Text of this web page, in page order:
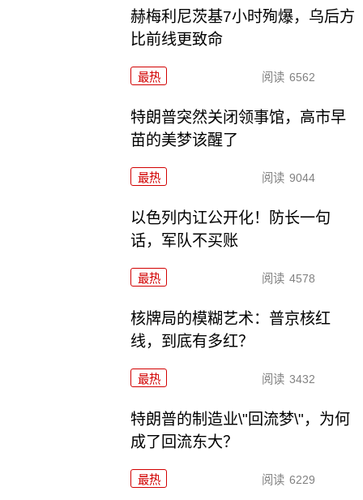
赫梅利尼茨基7小时殉爆，乌后方
比前线更致命
最热 阅读 6562
特朗普突然关闭领事馆，高市早
苗的美梦该醒了
最热 阅读 9044
以色列内讧公开化！防长一句
话，军队不买账
最热 阅读 4578
核牌局的模糊艺术：普京核红
线，到底有多红？
最热 阅读 3432
特朗普的制造业\"回流梦\"，为何
成了回流东大？
最热 阅读 6229